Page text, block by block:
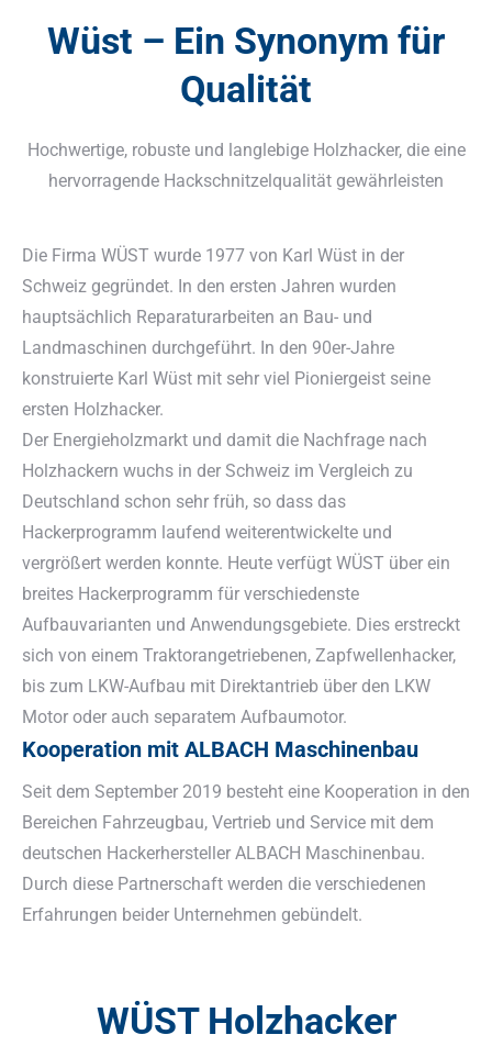
Wüst – Ein Synonym für
Qualität
Hochwertige, robuste und langlebige Holzhacker, die eine
hervorragende Hackschnitzelqualität gewährleisten
Die Firma WÜST wurde 1977 von Karl Wüst in der
Schweiz gegründet. In den ersten Jahren wurden
hauptsächlich Reparaturarbeiten an Bau- und
Landmaschinen durchgeführt. In den 90er-Jahre
konstruierte Karl Wüst mit sehr viel Pioniergeist seine
ersten Holzhacker.
Der Energieholzmarkt und damit die Nachfrage nach
Holzhackern wuchs in der Schweiz im Vergleich zu
Deutschland schon sehr früh, so dass das
Hackerprogramm laufend weiterentwickelte und
vergrößert werden konnte. Heute verfügt WÜST über ein
breites Hackerprogramm für verschiedenste
Aufbauvarianten und Anwendungsgebiete. Dies erstreckt
sich von einem Traktorangetriebenen, Zapfwellenhacker,
bis zum LKW-Aufbau mit Direktantrieb über den LKW
Motor oder auch separatem Aufbaumotor.
Kooperation mit ALBACH Maschinenbau
Seit dem September 2019 besteht eine Kooperation in den
Bereichen Fahrzeugbau, Vertrieb und Service mit dem
deutschen Hackerhersteller ALBACH Maschinenbau.
Durch diese Partnerschaft werden die verschiedenen
Erfahrungen beider Unternehmen gebündelt.
WÜST Holzhacker